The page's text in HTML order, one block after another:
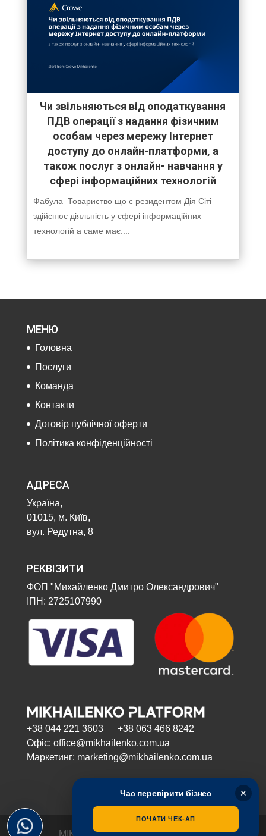
Чи звільняються від оподаткування
ПДВ операції з надання фізичним
особам через мережу Інтернет
доступу до онлайн-платформи, а
також послуг з онлайн- навчання у
сфері інформаційних технологій
Фабула Товариство що є резидентом Дія Сіті
здійснює діяльність у сфері інформаційних
технологій а саме має:...
МЕНЮ
Головна
Послуги
Команда
Контакти
Договір публічної оферти
Політика конфіденційності
АДРЕСА
Україна,
01015, м. Київ,
вул. Редутна, 8
РЕКВІЗИТИ
ФОП "Михайленко Дмитро Олександрович"
ІПН: 2725107990
+38 044 221 3603 +38 063 466 8242
Офіс: office@mikhailenko.com.ua
Маркетинг: marketing@mikhailenko.com.ua
✕
Час перевірити бізнес
ПОЧАТИ ЧЕК-АП